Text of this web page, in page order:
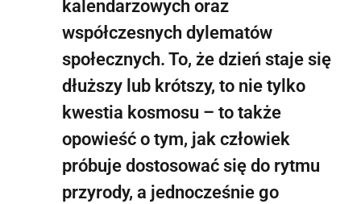
kalendarzowych oraz
współczesnych dylematów
społecznych. To, że dzień staje się
dłuższy lub krótszy, to nie tylko
kwestia kosmosu – to także
opowieść o tym, jak człowiek
próbuje dostosować się do rytmu
przyrody, a jednocześnie go